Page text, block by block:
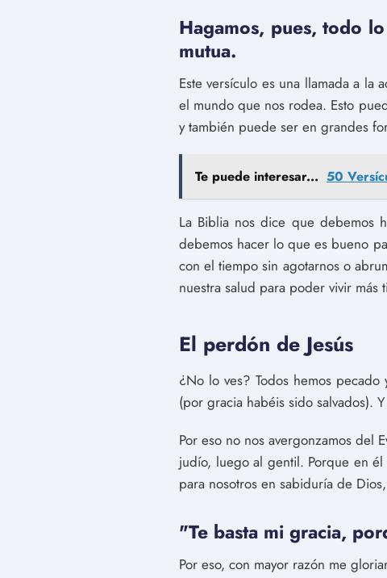
Hagamos, pues, todo
mutua.
Este versículo es una llamada a la
el mundo que nos rodea. Esto
y también puede ser en grandes
Te puede interesar... 50
La Biblia nos dice que debemos
debemos hacer lo que es bueno
con el tiempo sin agotarnos o
nuestra salud para poder vivir
El perdón de Jesús
¿No lo ves? Todos hemos
(por gracia habéis sido salvados).
Por eso no nos avergonzamos
judío, luego al gentil. Porque en
para nosotros en sabiduría de
"Te basta mi gracia,
Por eso, con mayor razón me